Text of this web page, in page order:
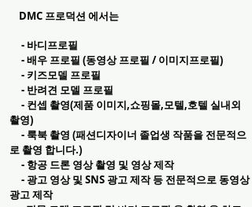
DMC 프로덕션 에서는
- 바디프로필
- 배우 프로필 (동영상 프로필 / 이미지프로필)
- 키즈모델 프로필
- 반려견 모델 프로필
- 컨셉 촬영(제품 이미지,쇼핑몰,모텔,호텔 실내외
촬영)
- 룩북 촬영 (패션디자이너 졸업생 작품을 전문적으
로 촬영 합니다.)
- 항공 드론 영상 촬영 및 영상 제작
- 광고 영상 및 SNS 광고 제작등 전문적으로 동영상
광고 제작